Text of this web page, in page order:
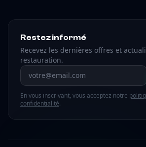
Restez informé
Recevez les dernières offres et
restauration.
Adresse email
En vous inscrivant, vous acceptez notre
confidentialité.